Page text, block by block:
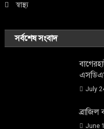
স্বাস্থ্য
সর্বশেষ সংবাদ
এসডিএফ
July
June